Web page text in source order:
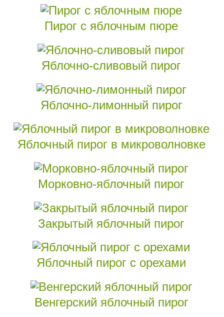
Пирог с яблочным пюре
Яблочно-сливовый пирог
Яблочно-лимонный пирог
Яблочный пирог в микроволновке
Морковно-яблочный пирог
Закрытый яблочный пирог
Яблочный пирог с орехами
Венгерский яблочный пирог